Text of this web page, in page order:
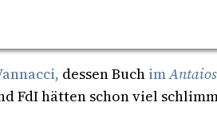
dessen Buch imAntaios
FdI hätten schon viel